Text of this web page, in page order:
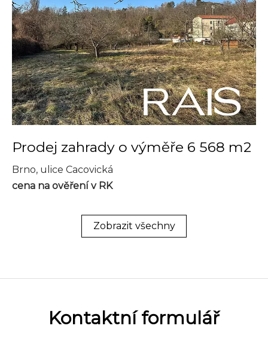
Prodej zahrady o výměře 6 568 m2
Brno, ulice Cacovická
cena na ověření v RK
Zobrazit všechny
Kontaktní formulář